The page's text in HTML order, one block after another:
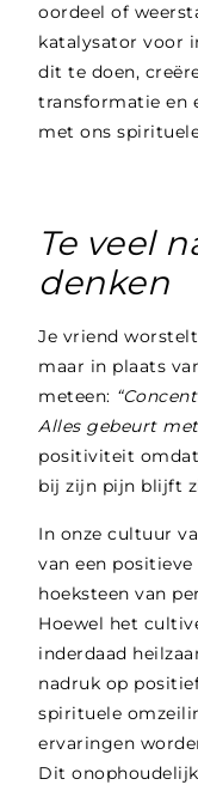
oordeel of
katalysator voor
dit te doen,
transformatie en
met ons
Te veel
denken
Je vriend
maar in plaats
meteen:
Alles gebeurt
positiviteit
bij zijn pijn blijft
In onze cultuur
van een
hoeksteen van
Hoewel het
inderdaad
nadruk op
spirituele
ervaringen
Dit